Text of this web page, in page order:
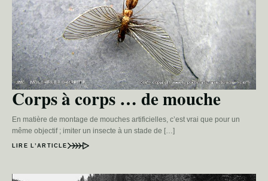
Corps à corps … de mouche
En matière de montage de mouches artificielles, c’est vrai que pour un
même objectif ; imiter un insecte à un stade de […]
LIRE L’ARTICLE